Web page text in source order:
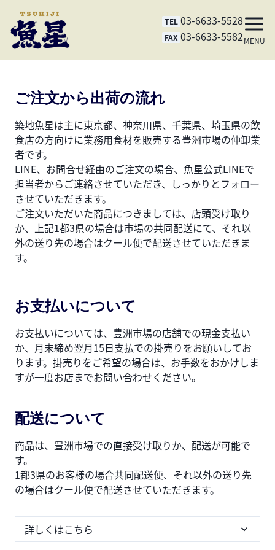
TEL 03-6633-5528
FAX 03-6633-5582MENU
ご注文から出荷の流れ
築地魚星は主に東京都、神奈川県、千葉県、埼玉県の飲
食店の方向けに業務用食材を販売する豊洲市場の仲卸業
者です。
LINE、お問合せ経由のご注文の場合、魚星公式LINEで
担当者からご連絡させていただき、しっかりとフォロー
させていただきます。
ご注文いただいた商品につきましては、店頭受け取り
か、上記1都3県の場合は市場の共同配送にて、それ以
外の送り先の場合はクール便で配送させていただきま
す。
お支払いについて
お支払いについては、豊洲市場の店舗での現金支払い
か、月末締め翌月15日支払での掛売りをお願いしてお
ります。掛売りをご希望の場合は、お手数をおかけしま
すが一度お店までお問い合わせください。
配送について
商品は、豊洲市場での直接受け取りか、配送が可能で
す。
1都3県のお客様の場合共同配送便、それ以外の送り先
の場合はクール便で配送させていただきます。
詳しくはこちら